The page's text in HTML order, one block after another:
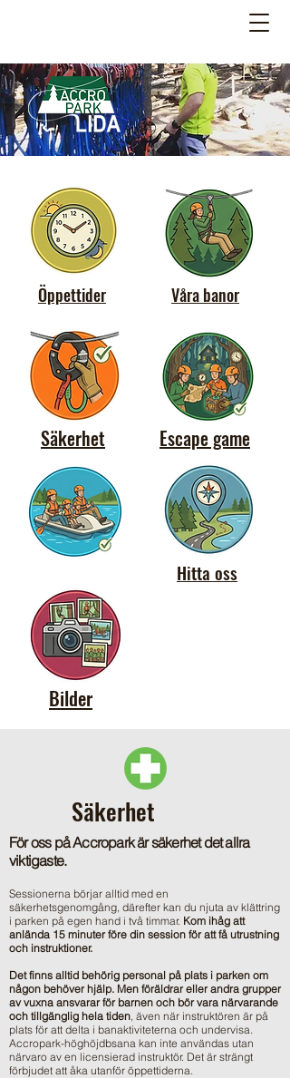
Öppettider
Säkerhet
Våra banor
Escape game
Hitta oss
Bilder
Säkerhet
För oss på Accropark är säkerhet det allra
viktigaste.
Sessionerna börjar alltid med en
säkerhetsgenomgång, därefter kan du njuta av klättring
i parken på egen hand i två timmar. Kom ihåg att
anlända 15 minuter före din session för att få utrustning
och instruktioner.
Det finns alltid behörig personal på plats i parken om
någon behöver hjälp. Men föräldrar eller andra grupper
av vuxna ansvarar för barnen och bör vara närvarande
och tillgänglig hela tiden, även när instruktören är på
plats för att delta i banaktiviteterna och undervisa.
Accropark-höghöjdbsana kan inte användas utan
närvaro av en licensierad instruktör. Det är strängt
förbjudet att åka utanför öppettiderna.